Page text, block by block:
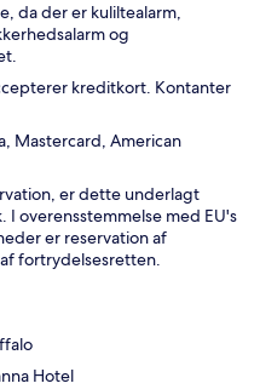
da der er kuliltealarm,
og
kreditkort. Kontanter
Mastercard, American
er dette underlagt
overensstemmelse med EU's
er reservation af
fortrydelsesretten.
Hotel